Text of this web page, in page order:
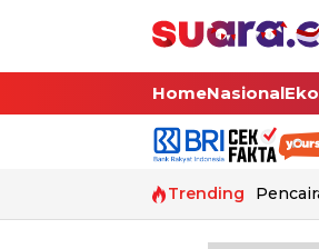
HomeNasional
Trending